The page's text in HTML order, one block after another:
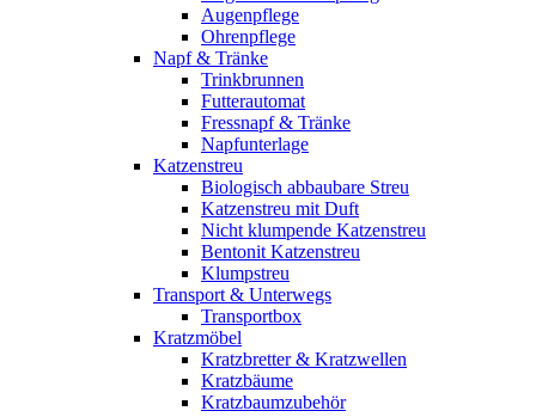
Augenpflege
Ohrenpflege
Napf & Tränke
Trinkbrunnen
Futterautomat
Fressnapf & Tränke
Napfunterlage
Katzenstreu
Biologisch abbaubare Streu
Katzenstreu mit Duft
Nicht klumpende Katzenstreu
Bentonit Katzenstreu
Klumpstreu
Transport & Unterwegs
Transportbox
Kratzmöbel
Kratzbretter & Kratzwellen
Kratzbäume
Kratzbaumzubehör